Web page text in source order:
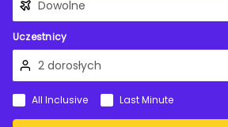
Uczestnicy
All Inclusive Last Minute